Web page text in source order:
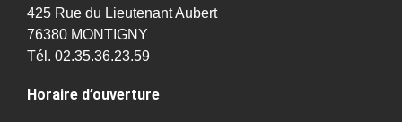
425 Rue du Lieutenant Aubert
76380 MONTIGNY
Tél. 02.35.36.23.59
Horaire d’ouverture